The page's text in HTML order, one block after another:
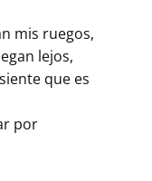
mis ruegos,
lejos,
que es
por